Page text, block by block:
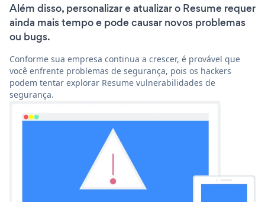
Além disso, personalizar e atualizar o Resume requer
ainda mais tempo e pode causar novos problemas
ou bugs.
Conforme sua empresa continua a crescer, é provável que
você enfrente problemas de segurança, pois os hackers
podem tentar explorar Resume vulnerabilidades de
segurança.